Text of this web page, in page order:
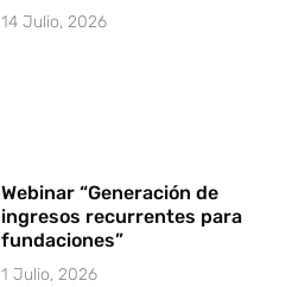
14 Julio, 2026
Webinar “Generación de
ingresos recurrentes para
fundaciones”
1 Julio, 2026